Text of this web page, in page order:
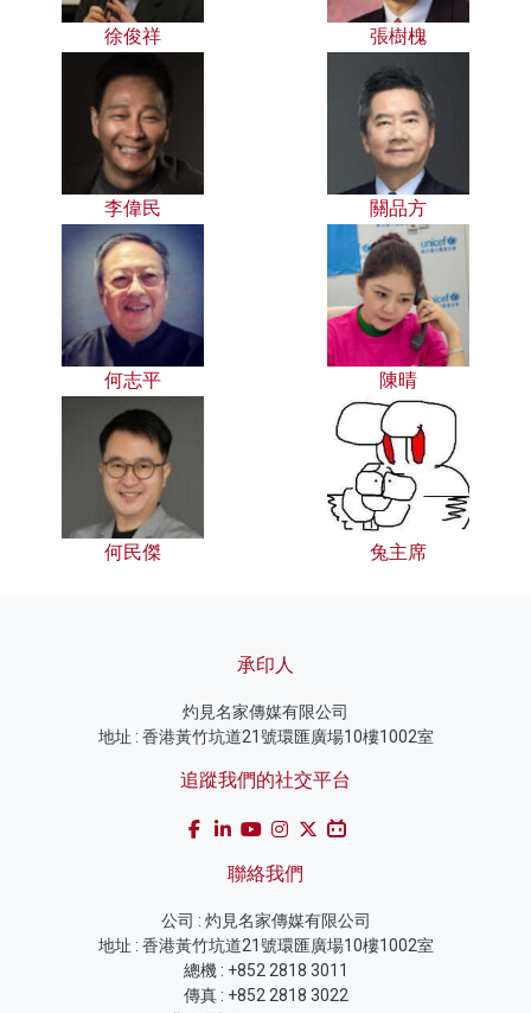
徐俊祥 張樹槐
李偉民 關品方
何志平 陳晴
何民傑 兔主席
承印人
灼見名家傳媒有限公司
地址 : 香港黃竹坑道21號環匯廣場10樓1002室
追蹤我們的社交平台
聯絡我們
公司 : 灼見名家傳媒有限公司
地址 : 香港黃竹坑道21號環匯廣場10樓1002室
總機 : +852 2818 3011
傳真 : +852 2818 3022